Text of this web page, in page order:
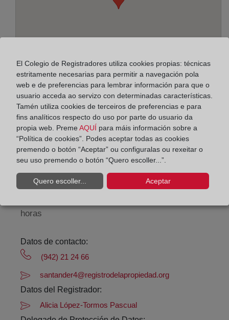
Enderezo:
Pasaje de Peña, 2 (Edif.Simeon), 39008
Horario:
De lunes a viernes de 09:00 a 17:00 horas
Agosto: De lunes a viernes de 09:00 a 14:00 horas
horas
Datos de contacto:
(942) 21 24 66
santander4@registrodelapropiedad.org
Datos del Registrador:
Alicia López-Tormos Pascual
El Colegio de Registradores utiliza cookies propias: técnicas
estritamente necesarias para permitir a navegación pola
web e de preferencias para lembrar información para que o
usuario acceda ao servizo con determinadas características.
Tamén utiliza cookies de terceiros de preferencias e para
fins analíticos respecto do uso por parte do usuario da
propia web. Preme AQUÍ para máis información sobre a
“Política de cookies”. Podes aceptar todas as cookies
premendo o botón “Aceptar” ou configuralas ou rexeitar o
seu uso premendo o botón “Quero escoller...”.
Quero escoller... Aceptar